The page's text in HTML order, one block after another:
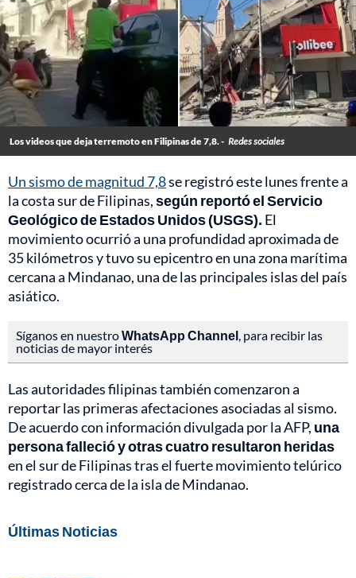
Los videos que deja terremoto en Filipinas de 7,8. - Redes sociales
Un sismo de magnitud 7,8se registró este lunes frente a
la costa sur de Filipinas,según reportó el Servicio
Geológico de Estados Unidos (USGS). El
movimiento ocurrió a una profundidad aproximada de
35 kilómetros y tuvo su epicentro en una zona marítima
cercana a Mindanao, una de las principales islas del país
asiático.
Síganos en nuestroWhatsApp Channel, para recibir las
noticias de mayor interés
Las autoridades filipinas también comenzaron a
reportar las primeras afectaciones asociadas al sismo.
De acuerdo con información divulgada por la AFP, una
persona falleció y otras cuatro resultaron heridas
en el sur de Filipinas tras el fuerte movimiento telúrico
registrado cerca de la isla de Mindanao.
Últimas Noticias